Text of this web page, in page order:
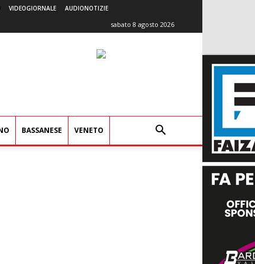
VIDEOGIORNALE AUDIONOTIZIE
sabato 8 agosto 2026
BASSANESE VENETO